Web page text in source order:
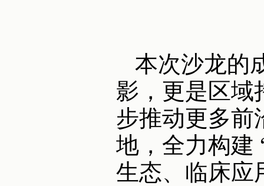
本次沙龙的
影，更是区域
步推动更多前
地，全力构建
生态、临床应